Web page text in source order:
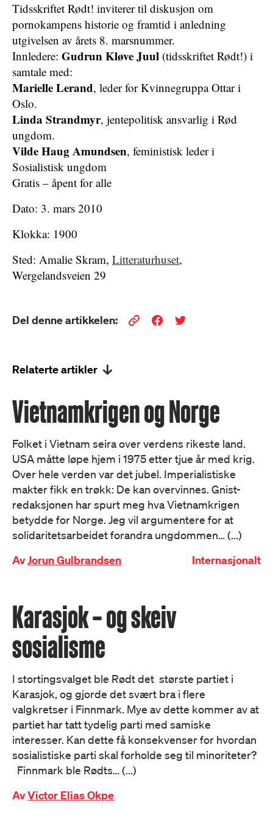
Tidsskriftet Rødt! inviterer til diskusjon om
pornokampens historie og framtid i anledning
utgivelsen av årets 8. marsnummer.
Innledere: Gudrun Kløve Juul (tidsskriftet Rødt!) i
samtale med:
Marielle Lerand, leder for Kvinnegruppa Ottar i
Oslo.
Linda Strandmyr, jentepolitisk ansvarlig i Rød
ungdom.
Vilde Haug Amundsen, feministisk leder i
Sosialistisk ungdom
Gratis – åpent for alle
Dato: 3. mars 2010
Klokka: 1900
Sted: Amalie Skram, Litteraturhuset,
Wergelandsveien 29
Del denne artikkelen:
Relaterte artikler
Vietnamkrigen og Norge
Folket i Vietnam seira over verdens rikeste land.
USA måtte løpe hjem i 1975 etter tjue år med krig.
Over hele verden var det jubel. Imperialistiske
makter fikk en trøkk: De kan overvinnes. Gnist-
redaksjonen har spurt meg hva Vietnamkrigen
betydde for Norge. Jeg vil argumentere for at
solidaritetsarbeidet forandra ungdommen… (...)
AvJorun Gulbrandsen Internasjonalt
Karasjok – og skeiv
sosialisme
I stortingsvalget ble Rødt det største partiet i
Karasjok, og gjorde det svært bra i flere
valgkretser i Finnmark. Mye av dette kommer av at
partiet har tatt tydelig parti med samiske
interesser. Kan dette få konsekvenser for hvordan
sosialistiske parti skal forholde seg til minoriteter?
Finnmark ble Rødts… (...)
AvVictor Elias Okpe